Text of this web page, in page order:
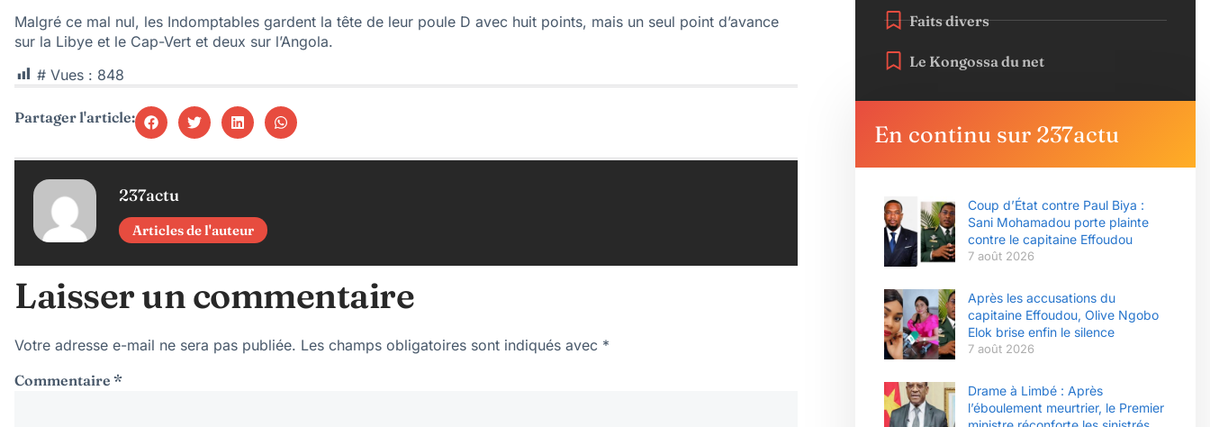
Malgré ce mal nul, les Indomptables gardent la tête de leur poule D avec huit points, mais un seul point d’avance
sur la Libye et le Cap-Vert et deux sur l’Angola.
# Vues : 848
Partager l'article:
237actu
Articles de l'auteur
Laisser un commentaire
Votre adresse e-mail ne sera pas publiée. Les champs obligatoires sont indiqués avec *
Commentaire *
Faits divers
Le Kongossa du net
En continu sur 237actu
Coup d’État contre Paul Biya :
Sani Mohamadou porte plainte
contre le capitaine Effoudou
7 août 2026
Après les accusations du
capitaine Effoudou, Olive Ngobo
Elok brise enfin le silence
7 août 2026
Drame à Limbé : Après
l’éboulement meurtrier, le Premier